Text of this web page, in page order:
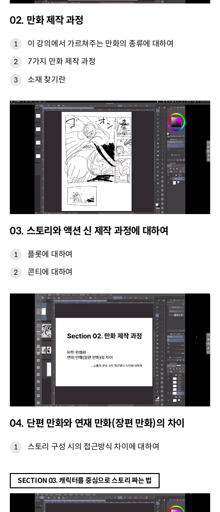
02. 만화 제작 과정
이 강의에서 가르쳐주는 만화의 종류에 대하여
7가지 만화 제작 과정
소재 찾기란
03. 스토리와 액션 신 제작 과정에 대하여
플롯에 대하여
콘티에 대하여
04. 단편 만화와 연재 만화(장편 만화)의 차이
스토리 구성 시의 접근방식 차이에 대하여
SECTION 03. 캐릭터를 중심으로 스토리 짜는 법